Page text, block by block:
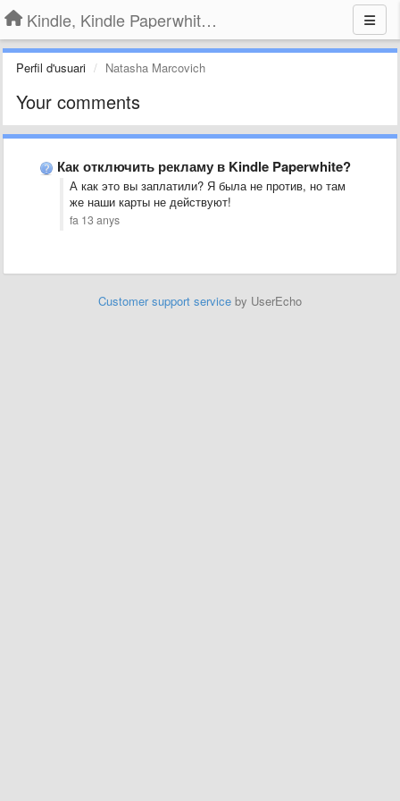
Kindle, Kindle Paperwhite, Kindle Voyage
Perfil d'usuari Natasha Marcovich
Your comments
Как отключить рекламу в Kindle Paperwhite?
А как это вы заплатили? Я была не против, но там
же наши карты не действуют!​
fa 13 anys
Customer support service by UserEcho